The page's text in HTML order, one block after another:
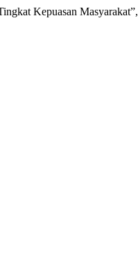
Kepuasan Masyarakat”,